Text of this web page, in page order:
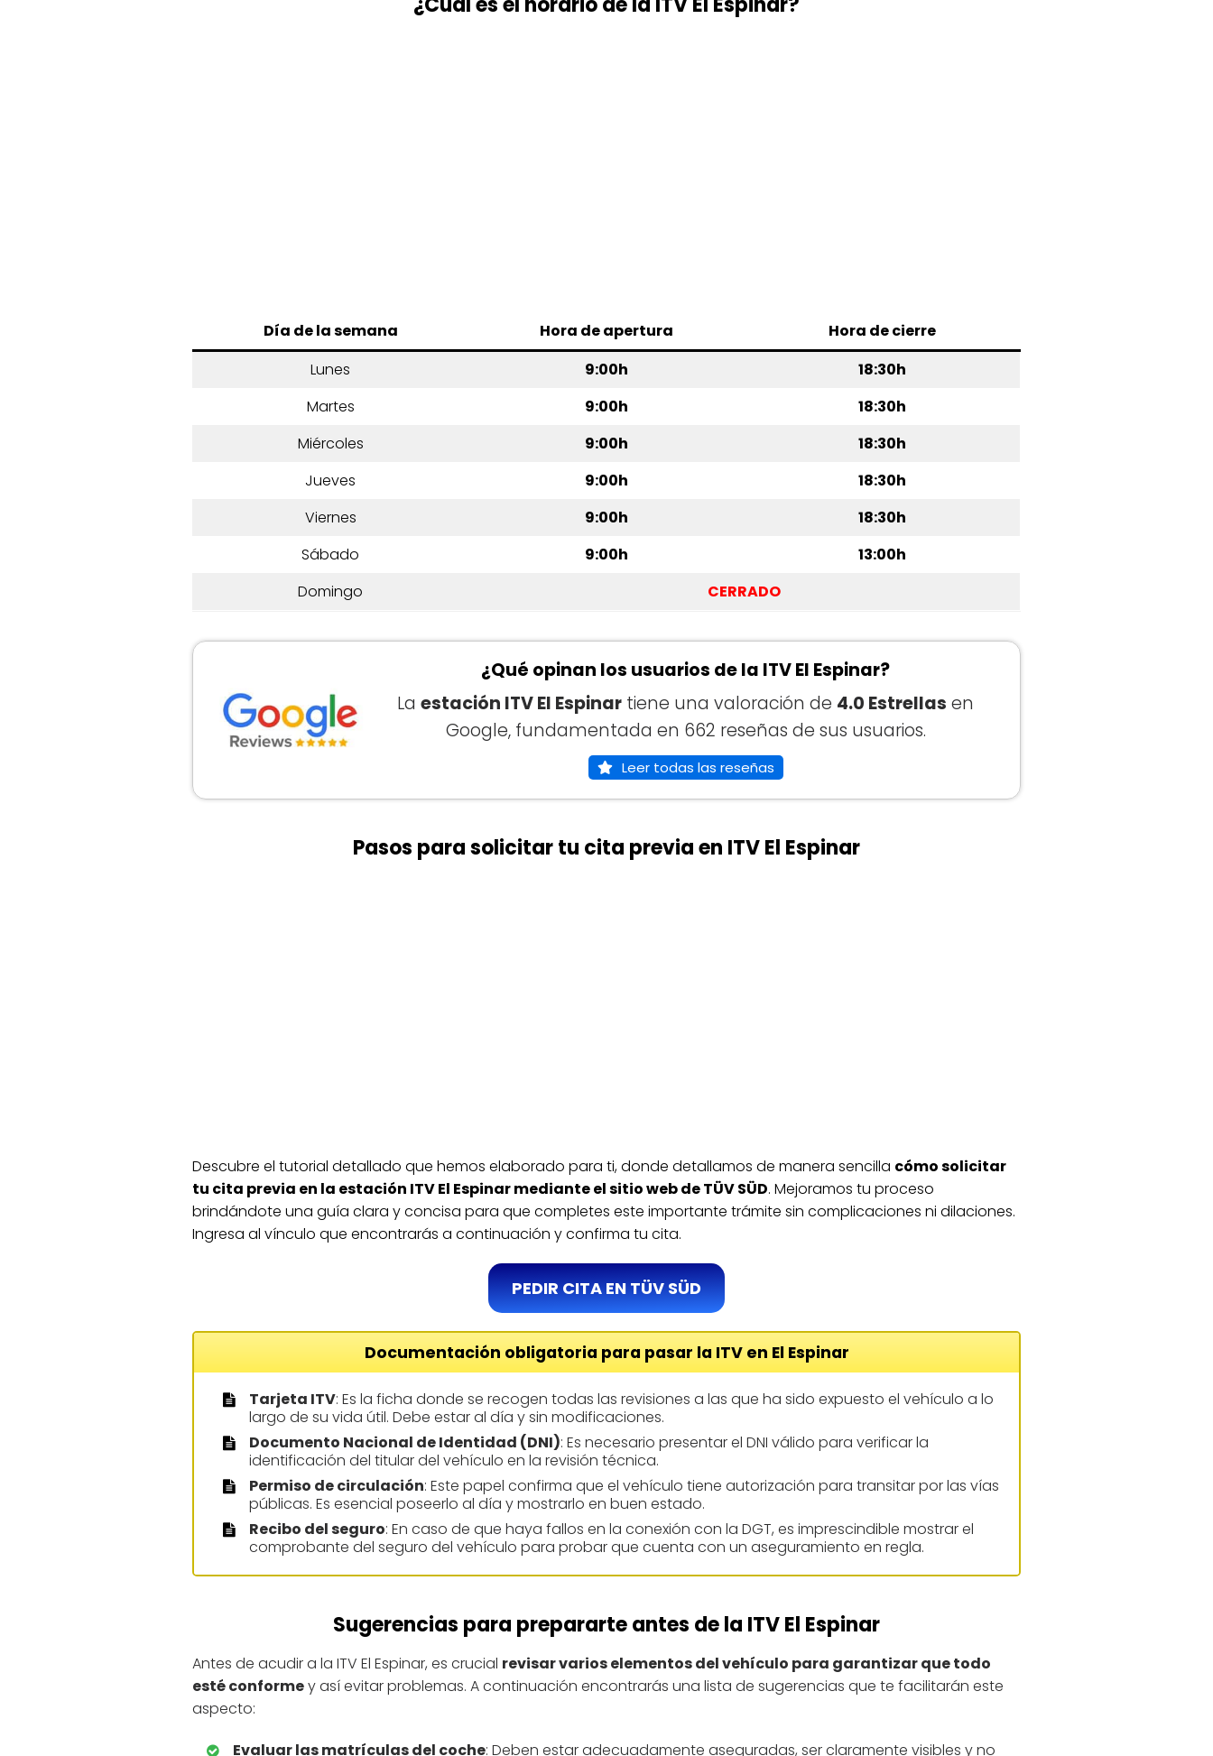
Día de la semana Hora de apertura
Hora de cierre
Lunes
9:00h
18:30h
Martes
9:00h
18:30h
Miércoles
9:00h
18:30h
Jueves
9:00h
18:30h
Viernes
9:00h
18:30h
Sábado
9:00h
13:00h
Domingo
CERRADO
¿Qué opinan los usuarios de la ITV El Espinar?
Laestación ITV El Espinar tiene una valoración de 4.0 Estrellas en
Google, fundamentada en 662 reseñas de sus usuarios.
Leer todas las reseñas
Pasos para solicitar tu cita previa en ITV El Espinar
Descubre el tutorial detallado que hemos elaborado para ti, donde detallamos de manera sencilla cómo solicitar
tu cita previa en la estación ITV El Espinar mediante el sitio web de TÜV SÜD. Mejoramos tu proceso
brindándote una guía clara y concisa para que completes este importante trámite sin complicaciones ni dilaciones.
Ingresa al vínculo que encontrarás a continuación y confirma tu cita.
PEDIR CITA EN TÜV SÜD
Documentación obligatoria para pasar la ITV en El Espinar
Tarjeta ITV: Es la ficha donde se recogen todas las revisiones a las que ha sido expuesto el vehículo a lo
largo de su vida útil. Debe estar al día y sin modificaciones.
Documento Nacional de Identidad (DNI): Es necesario presentar el DNI válido para verificar la
identificación del titular del vehículo en la revisión técnica.
Permiso de circulación: Este papel confirma que el vehículo tiene autorización para transitar por las vías
públicas. Es esencial poseerlo al día y mostrarlo en buen estado.
Recibo del seguro: En caso de que haya fallos en la conexión con la DGT, es imprescindible mostrar el
comprobante del seguro del vehículo para probar que cuenta con un aseguramiento en regla.
Sugerencias para prepararte antes de la ITV El Espinar
Antes de acudir a la ITV El Espinar, es crucial revisar varios elementos del vehículo para garantizar que todo
esté conformey así evitar problemas. A continuación encontrarás una lista de sugerencias que te facilitarán este
aspecto:
Evaluar las matrículas del coche: Deben estar adecuadamente aseguradas, ser claramente visibles y no